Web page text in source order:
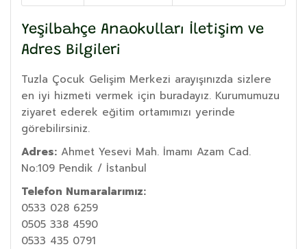
Yeşilbahçe Anaokulları İletişim ve
Adres Bilgileri
Tuzla Çocuk Gelişim Merkezi arayışınızda sizlere
en iyi hizmeti vermek için buradayız. Kurumumuzu
ziyaret ederek eğitim ortamımızı yerinde
görebilirsiniz.
Adres: Ahmet Yesevi Mah. İmamı Azam Cad.
No:109 Pendik / İstanbul
Telefon Numaralarımız:
0533 028 6259
0505 338 4590
0533 435 0791